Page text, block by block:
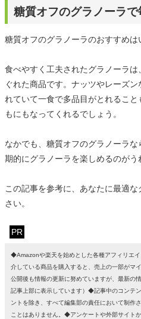
糖質オフのグラノーラ
糖質オフのグラノーラのおすすめは
食べやすく工夫されたグラノーラ
ぐれた商品です。ナッツやレーズ
れていて一食で多品目がとれるこ
もにもなってくれるでしょう。
なかでも、糖質オフのグラノーラ
期的にグラノーラを楽しめるのがう
この記事を参考に、あなたに最適
さい。
PR
◆Amazonや楽天を始めとした各種アフィリエ
介している商品を購入すると、売上の一部がマ
公開後も情報の更新に努めていますが、最新の
記事上部に表示しています）◆記事中のコンテ
ントを除き、すべて編集部の責任において制作
ことはありません。◆アンケートや外部サイト